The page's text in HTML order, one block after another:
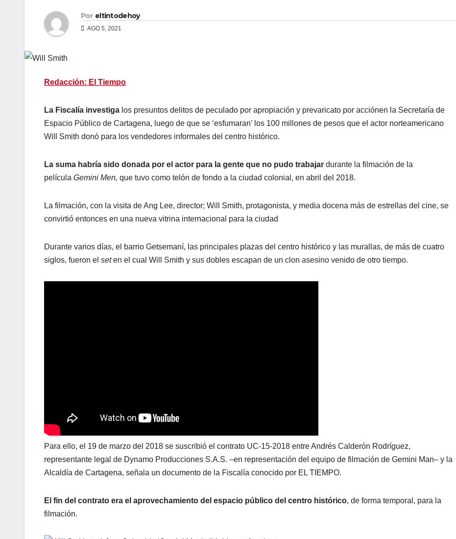
Por eltintodehoy
AGO 5, 2021
Redacción: El Tiempo
La Fiscalía investiga los presuntos delitos de peculado por apropiación y prevaricato por acciónen la Secretaría de
Espacio Público de Cartagena, luego de que se ‘esfumaran’ los 100 millones de pesos que el actor norteamericano
Will Smith donó para los vendedores informales del centro histórico.
La suma habría sido donada por el actor para la gente que no pudo trabajar durante la filmación de la
película Gemini Men, que tuvo como telón de fondo a la ciudad colonial, en abril del 2018.
La filmación, con la visita de Ang Lee, director; Will Smith, protagonista, y media docena más de estrellas del cine, se
convirtió entonces en una nueva vitrina internacional para la ciudad
Durante varios días, el barrio Getsemaní, las principales plazas del centro histórico y las murallas, de más de cuatro
siglos, fueron el seten el cual Will Smith y sus dobles escapan de un clon asesino venido de otro tiempo.
Para ello, el 19 de marzo del 2018 se suscribió el contrato UC-15-2018 entre Andrés Calderón Rodríguez,
representante legal de Dynamo Producciones S.A.S. –en representación del equipo de filmación de Gemini Man– y la
Alcaldía de Cartagena, señala un documento de la Fiscalía conocido por EL TIEMPO.
El fin del contrato era el aprovechamiento del espacio público del centro histórico, de forma temporal, para la
filmación.